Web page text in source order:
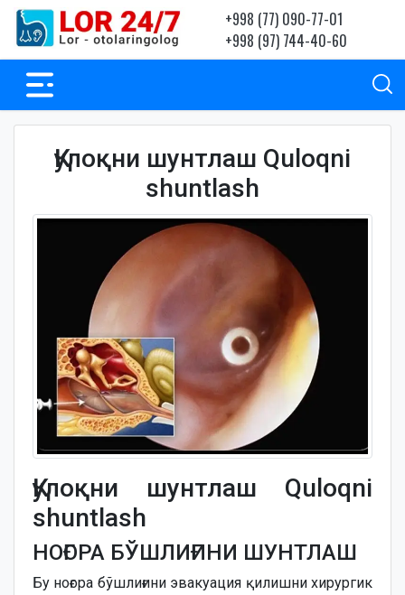
+998 (77) 090-77-01
+998 (97) 744-40-60
Қулоқни шунтлаш Quloqni
shuntlash
Қулоқни шунтлаш Quloqni
shuntlash
НОҒОРА БЎШЛИҒИНИ ШУНТЛАШ
Бу ноғора бўшлиғини эвакуация қилишни хирургик